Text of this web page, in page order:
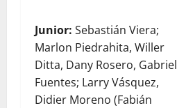
Junior: Sebastián Viera;
Marlon Piedrahita, Willer
Ditta, Dany Rosero, Gabriel
Fuentes; Larry Vásquez,
Didier Moreno (Fabián